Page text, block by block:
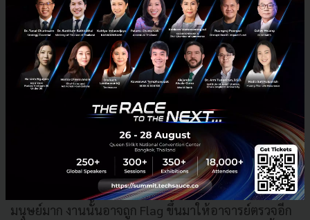
AI ในฐานะดวงตาคู่ที่สองไม่ใช่ผู้ตัดสิน
ทีมวิจัยไม่ได้บอกว่า AI ไร้ประโยชน์ในการประเมินผล แต่
เสนอให้ใช้ในบทบาทเสริมแทน เช่น การตรวจหา error
การเช็คความสม่ำเสมอของการให้เกรด หรือทำหน้าที่เป็น
ดวงตาคู่ที่สองที่ช่วยให้อาจารย์เห็นจุดที่ควรกลับมาตรวจ
ตัวอย่างที่ทีมวิจัยยกขึ้นมาคือ ถ้าคะแนนของ AI ต่างกับ
มนุษย์มาก งานนั้นอาจถูก Flag ขึ้นมาให้อาจารย์ตรวจอีก